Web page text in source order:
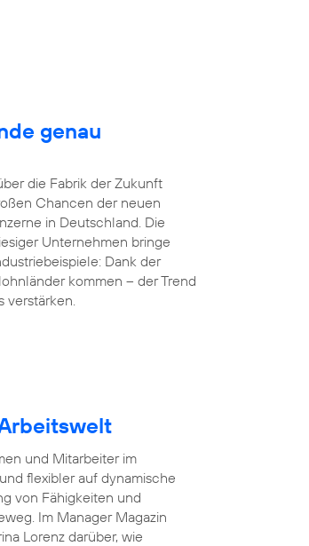
genau
die Fabrik der Zukunft
Chancen der neuen
in Deutschland. Die
Unternehmen bringe
Dank der
kommen – der Trend
verstärken.
und Mitarbeiter im
flexibler auf dynamische
von Fähigkeiten und
Im Manager Magazin
Lorenz darüber, wie